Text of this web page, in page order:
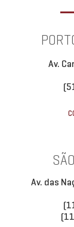
Av.
Av. das